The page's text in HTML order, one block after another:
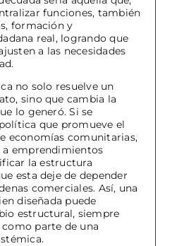
funciones, también
formación y
real, logrando que
a las necesidades
no solo resuelve un
sino que cambia la
lo generó. Si se
que promueve el
economías comunitarias,
a emprendimientos
la estructura
esta deje de depender
comerciales. Así, una
diseñada puede
estructural, siempre
parte de una